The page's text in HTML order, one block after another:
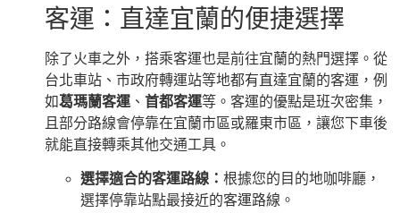
客運：直達宜蘭的便捷選擇
除了火車之外，搭乘客運也是前往宜蘭的熱門選擇。從
台北車站、市政府轉運站等地都有直達宜蘭的客運，例
如葛瑪蘭客運 、 首都客運等。客運的優點是班次密集，
且部分路線會停靠在宜蘭市區或羅東市區，讓您下車後
就能直接轉乘其他交通工具。
選擇適合的客運路線： 根據您的目的地咖啡廳，
選擇停靠站點最接近的客運路線。